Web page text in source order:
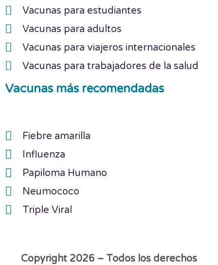
Vacunas para estudiantes
Vacunas para adultos
Vacunas para viajeros internacionales
Vacunas para trabajadores de la salud
Vacunas más recomendadas
Fiebre amarilla
Influenza
Papiloma Humano
Neumococo
Triple Viral
Copyright 2026 – Todos los derechos